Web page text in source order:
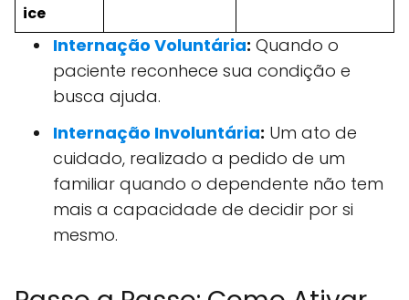
ice
Internação Voluntária: Quando o
paciente reconhece sua condição e
busca ajuda.
Internação Involuntária: Um ato de
cuidado, realizado a pedido de um
familiar quando o dependente não tem
mais a capacidade de decidir por si
mesmo.